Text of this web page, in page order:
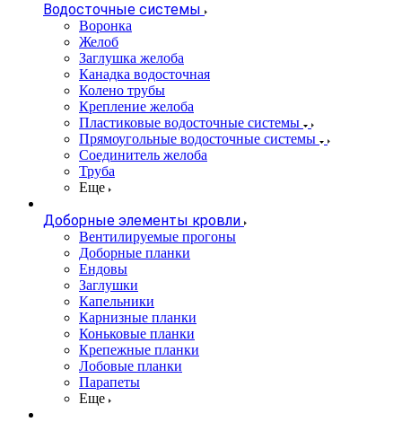
Водосточные системы
Воронка
Желоб
Заглушка желоба
Канадка водосточная
Колено трубы
Крепление желоба
Пластиковые водосточные системы
Прямоугольные водосточные системы
Соединитель желоба
Труба
Еще
Доборные элементы кровли
Вентилируемые прогоны
Доборные планки
Ендовы
Заглушки
Капельники
Карнизные планки
Коньковые планки
Крепежные планки
Лобовые планки
Парапеты
Еще